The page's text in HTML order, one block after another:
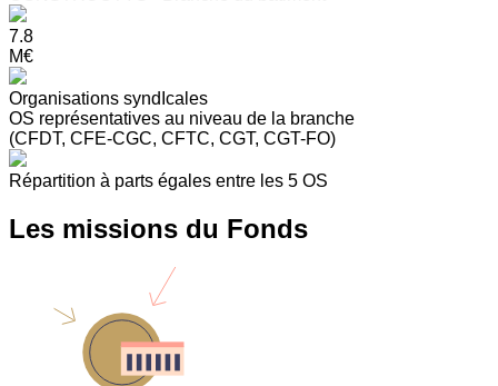
7.8
M€
Organisations syndIcales
OS représentatives au niveau de la branche
(CFDT, CFE-CGC, CFTC, CGT, CGT-FO)
Répartition à parts égales entre les 5 OS
Les missions du Fonds